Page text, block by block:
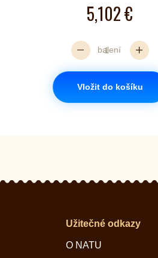
5,102 €
balení
Vložit do košíku
Užitečné odkazy
O NATU